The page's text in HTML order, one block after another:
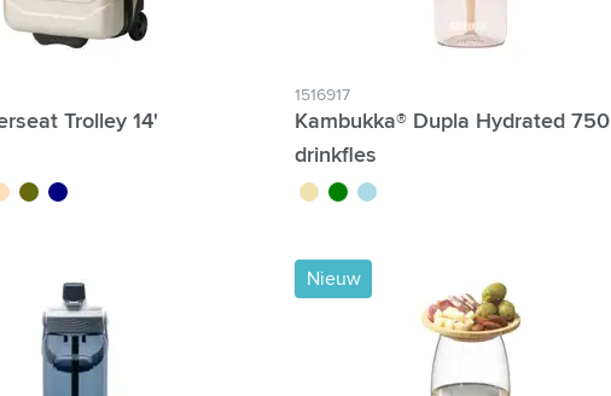
& Onderweg categorie
Trolley 14'
vert olivebleu marine
1516917
Kambukka® Dupla Hydrated 750
drinkfles
sablevert bleu clair
Nieuw